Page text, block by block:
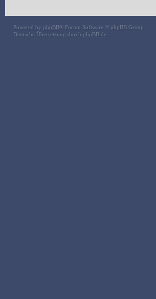
Powered by phpBB® Forum Software © phpBB Group
Deutsche Übersetzung durch phpBB.de